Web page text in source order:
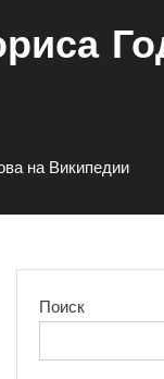
на Википедии
Поиск